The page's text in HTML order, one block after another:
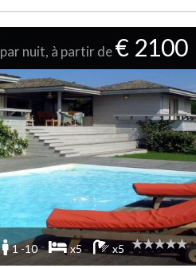
par nuit, à partir de€ 2100
1 -10 x5 x5